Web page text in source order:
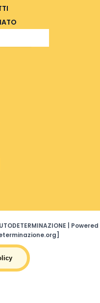
Search Button
| Powered